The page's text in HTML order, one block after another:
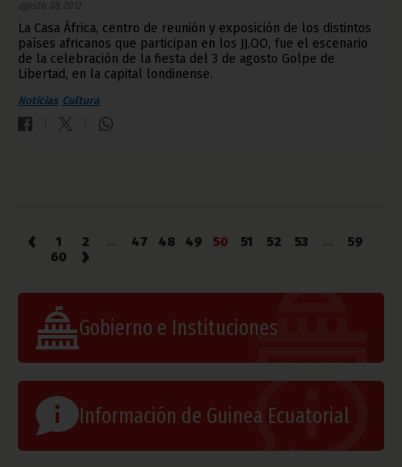
agosto 08, 2012
La Casa África, centro de reunión y exposición de los distintos
países africanos que participan en los JJ.OO, fue el escenario
de la celebración de la fiesta del 3 de agosto Golpe de
Libertad, en la capital londinense.
Noticias Cultura
‹ 1 2 47 48 49 50 51 52 53
59
60
›
Gobierno e Instituciones
Información de Guinea Ecuatorial